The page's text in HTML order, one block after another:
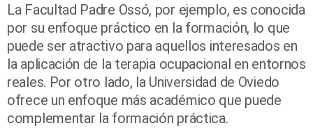
La Facultad Padre Ossó, por ejemplo, es conocida
por su enfoque práctico en la formación, lo que
puede ser atractivo para aquellos interesados en
la aplicación de la terapia ocupacional en entornos
reales. Por otro lado, la Universidad de Oviedo
ofrece un enfoque más académico que puede
complementar la formación práctica.